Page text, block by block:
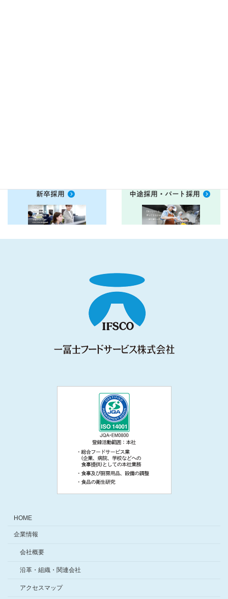
新卒採用 中途採用・パート採用
HOME
企業情報
会社概要
沿革・組織・関連会社
アクセスマップ